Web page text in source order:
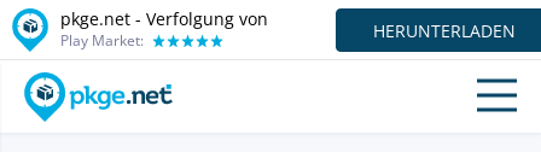
pkge.net - Verfolgung von
Play Market: HERUNTERLADEN